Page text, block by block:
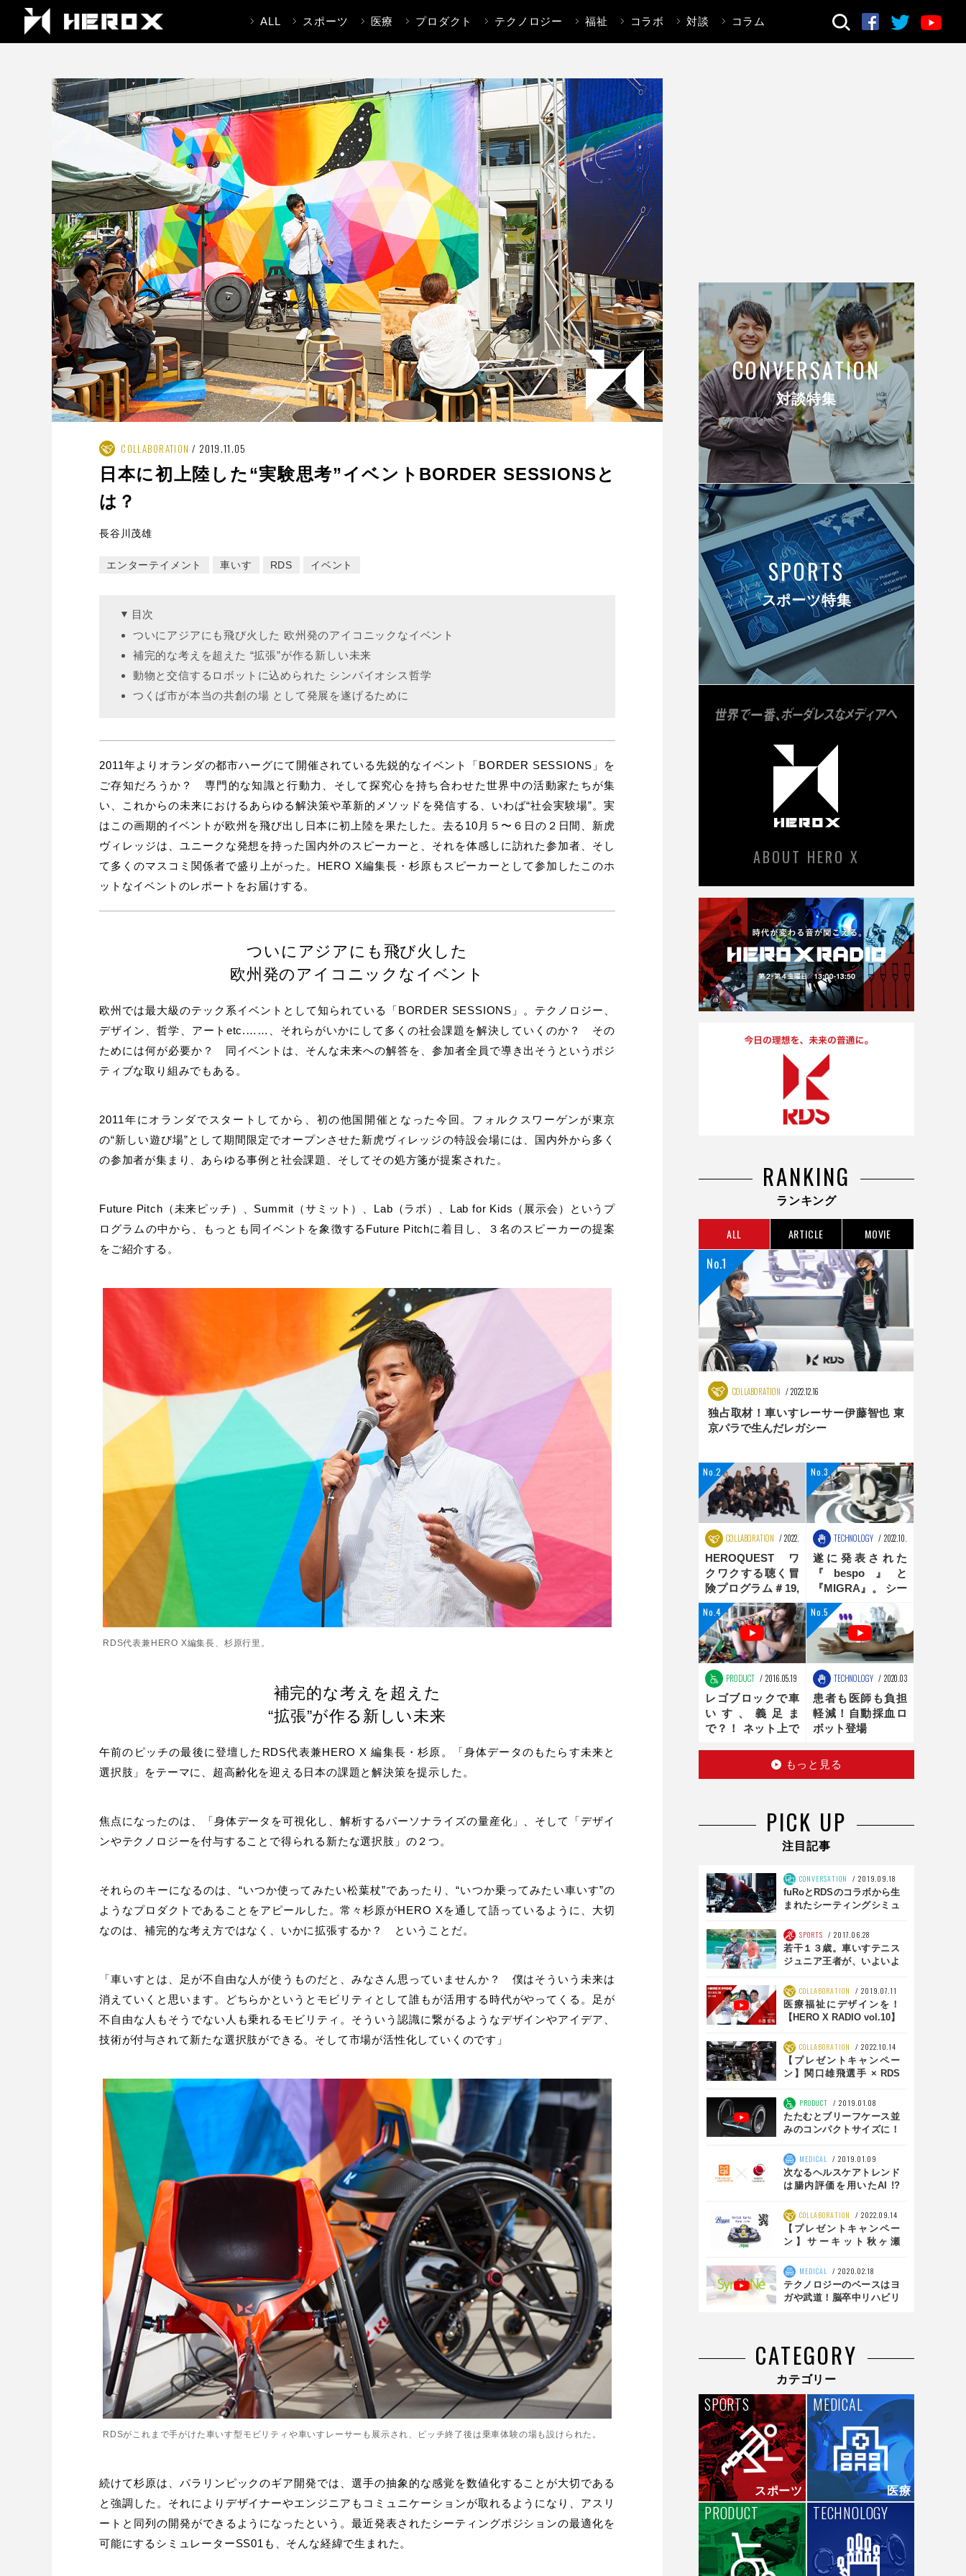
ALL スポーツ 医療 プロダクト テクノロジー 福祉 コラボ 対談 コラム 検索
COLLABORATION 2019.11.05
日本に初上陸した“実験思考”イベントBORDER SESSIONSと
は？
長谷川茂雄
エンターテイメント 車いす RDS イベント
目次
ついにアジアにも飛び火した 欧州発のアイコニックなイベント
補完的な考えを超えた “拡張”が作る新しい未来
動物と交信するロボットに込められた シンバイオシス哲学
つくば市が本当の共創の場 として発展を遂げるために
2011年よりオランダの都市ハーグにて開催されている先鋭的なイベント「BORDER SESSIONS」を
ご存知だろうか？ 専門的な知識と行動力、そして探究心を持ち合わせた世界中の活動家たちが集
い、これからの未来におけるあらゆる解決策や革新的メソッドを発信する、いわば“社会実験場”。実
はこの画期的イベントが欧州を飛び出し日本に初上陸を果たした。去る10月５〜６日の２日間、新虎
ヴィレッジは、ユニークな発想を持った国内外のスピーカーと、それを体感しに訪れた参加者、そし
て多くのマスコミ関係者で盛り上がった。HERO X編集長・杉原もスピーカーとして参加したこのホ
ットなイベントのレポートをお届けする。
ついにアジアにも飛び火した
欧州発のアイコニックなイベント
欧州では最大級のテック系イベントとして知られている「BORDER SESSIONS」。テクノロジー、
デザイン、哲学、アートetc.……、それらがいかにして多くの社会課題を解決していくのか？ その
ためには何が必要か？ 同イベントは、そんな未来への解答を、参加者全員で導き出そうというポジ
ティブな取り組みでもある。
2011年にオランダでスタートしてから、初の他国開催となった今回。フォルクスワーゲンが東京
の“新しい遊び場”として期間限定でオープンさせた新虎ヴィレッジの特設会場には、国内外から多く
の参加者が集まり、あらゆる事例と社会課題、そしてその処方箋が提案された。
Future Pitch（未来ピッチ）、Summit（サミット）、Lab（ラボ）、Lab for Kids（展示会）というプ
ログラムの中から、もっとも同イベントを象徴するFuture Pitchに着目し、３名のスピーカーの提案
をご紹介する。
RDS代表兼HERO X編集長、杉原行里。
補完的な考えを超えた
“拡張”が作る新しい未来
午前のピッチの最後に登壇したRDS代表兼HERO X 編集長・杉原。「身体データのもたらす未来と
選択肢」をテーマに、超高齢化を迎える日本の課題と解決策を提示した。
焦点になったのは、「身体データを可視化し、解析するパーソナライズの量産化」、そして「デザイ
ンやテクノロジーを付与することで得られる新たな選択肢」の２つ。
それらのキーになるのは、“いつか使ってみたい松葉杖”であったり、“いつか乗ってみたい車いす”の
ようなプロダクトであることをアピールした。常々杉原がHERO Xを通して語っているように、大切
なのは、補完的な考え方ではなく、いかに拡張するか？ ということだ。
「車いすとは、足が不自由な人が使うものだと、みなさん思っていませんか？ 僕はそういう未来は
消えていくと思います。どちらかというとモビリティとして誰もが活用する時代がやってくる。足が
不自由な人もそうでない人も乗れるモビリティ。そういう認識に繋がるようなデザインやアイデア、
技術が付与されて新たな選択肢ができる。そして市場が活性化していくのです」
RDSがこれまで手がけた車いす型モビリティや車いすレーサーも展示され、ピッチ終了後は乗車体験の場も設けられた。
続けて杉原は、パラリンピックのギア開発では、選手の抽象的な感覚を数値化することが大切である
と強調した。それによりデザイナーやエンジニアもコミュニケーションが取れるようになり、アスリ
ートと同列の開発ができるようになったという。最近発表されたシーティングポジションの最適化を
可能にするシミュレーターSS01も、そんな経緯で生まれた。
CONVERSATION
対談特集
SPORTS
スポーツ特集
ABOUT HERO X
RANKING
ランキング
ALL ARTICLE MOVIE
COLLABORATION 2022.12.16
独占取材！車いすレーサー伊藤智也 東
京パラで生んだレガシー
COLLABORATION 2022.08.25
HEROQUEST ワ
クワクする聴く冒
険プログラム＃19,
＃20 ダンス編
TECHNOLOGY 2022.10.31
遂に発表された
『bespo』と
『MIGRA』。 シー
ティングポジショ
ンの最適化は、新
時代へ
PRODUCT 2016.05.19
レゴブロックで車
いす、義足ま
で？！ ネット上で
TECHNOLOGY 2020.03.16
患者も医師も負担
軽減！自動採血ロ
ボット登場
もっと見る
PICK UP
注目記事
CONVERSATION
2019.09.18
fuRoとRDSのコラボから生
まれたシーティングシミュ
編 SPORTS
2017.06.28
若干１３歳。車いすテニス
ジュニア王者が、いよいよ
【HEROS】
COLLABORATION
2019.07.11
医療福祉にデザインを！
【HERO X RADIO vol.10】
COLLABORATION
2022.10.14
【プレゼントキャンペー
ン】関口雄飛選手 × RDS
PRODUCT
2019.01.08
たたむとブリーフケース並
みのコンパクトサイズに！
「UrmO」
MEDICAL
2019.01.09
次なるヘルスケアトレンド
は腸内評価を用いたAI !?
サポートが研究開発を始動
COLLABORATION
2022.09.14
【プレゼントキャンペー
ン】サーキット秋ヶ瀬
MEDICAL
2020.02.18
テクノロジーのベースはヨ
ガや武道！脳卒中リハビリ
CATEGORY
カテゴリー
スポーツ
SPORTS
医療
MEDICAL
PRODUCT TECHNOLOGY